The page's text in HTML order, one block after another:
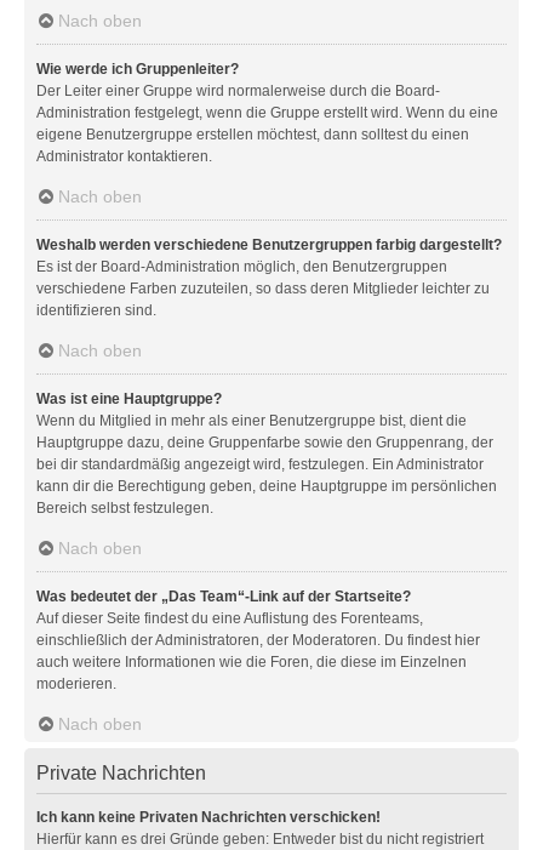
Nach oben
Wie werde ich Gruppenleiter?
Der Leiter einer Gruppe wird normalerweise durch die Board-
Administration festgelegt, wenn die Gruppe erstellt wird. Wenn du eine
eigene Benutzergruppe erstellen möchtest, dann solltest du einen
Administrator kontaktieren.
Nach oben
Weshalb werden verschiedene Benutzergruppen farbig dargestellt?
Es ist der Board-Administration möglich, den Benutzergruppen
verschiedene Farben zuzuteilen, so dass deren Mitglieder leichter zu
identifizieren sind.
Nach oben
Was ist eine Hauptgruppe?
Wenn du Mitglied in mehr als einer Benutzergruppe bist, dient die
Hauptgruppe dazu, deine Gruppenfarbe sowie den Gruppenrang, der
bei dir standardmäßig angezeigt wird, festzulegen. Ein Administrator
kann dir die Berechtigung geben, deine Hauptgruppe im persönlichen
Bereich selbst festzulegen.
Nach oben
Was bedeutet der „Das Team“-Link auf der Startseite?
Auf dieser Seite findest du eine Auflistung des Forenteams,
einschließlich der Administratoren, der Moderatoren. Du findest hier
auch weitere Informationen wie die Foren, die diese im Einzelnen
moderieren.
Nach oben
Private Nachrichten
Ich kann keine Privaten Nachrichten verschicken!
Hierfür kann es drei Gründe geben: Entweder bist du nicht registriert